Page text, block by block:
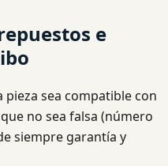
e
pieza sea compatible con
no sea falsa (número
siempre garantía y